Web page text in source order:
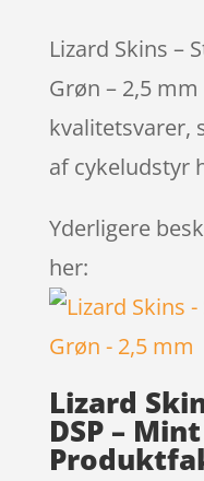
Lizard Skins –
Grøn – 2,5
kvalitetsvarer,
af cykeludstyr
Yderligere
her:
Lizard
DSP –